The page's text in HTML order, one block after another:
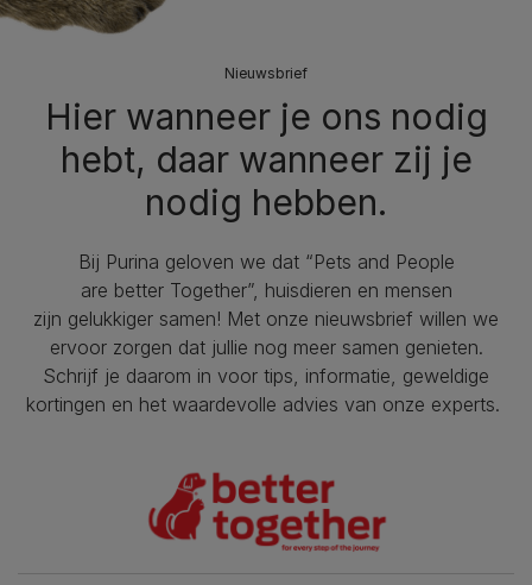
Nieuwsbrief
Hier wanneer je ons nodig
hebt, daar wanneer zij je
nodig hebben.
Bij Purina geloven we dat “Pets and People
are better Together”, huisdieren en mensen
zijn gelukkiger samen! Met onze nieuwsbrief willen we
ervoor zorgen dat jullie nog meer samen genieten.
Schrijf je daarom in voor tips, informatie, geweldige
kortingen en het waardevolle advies van onze experts.